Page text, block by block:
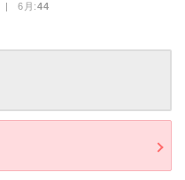
| 6月:44